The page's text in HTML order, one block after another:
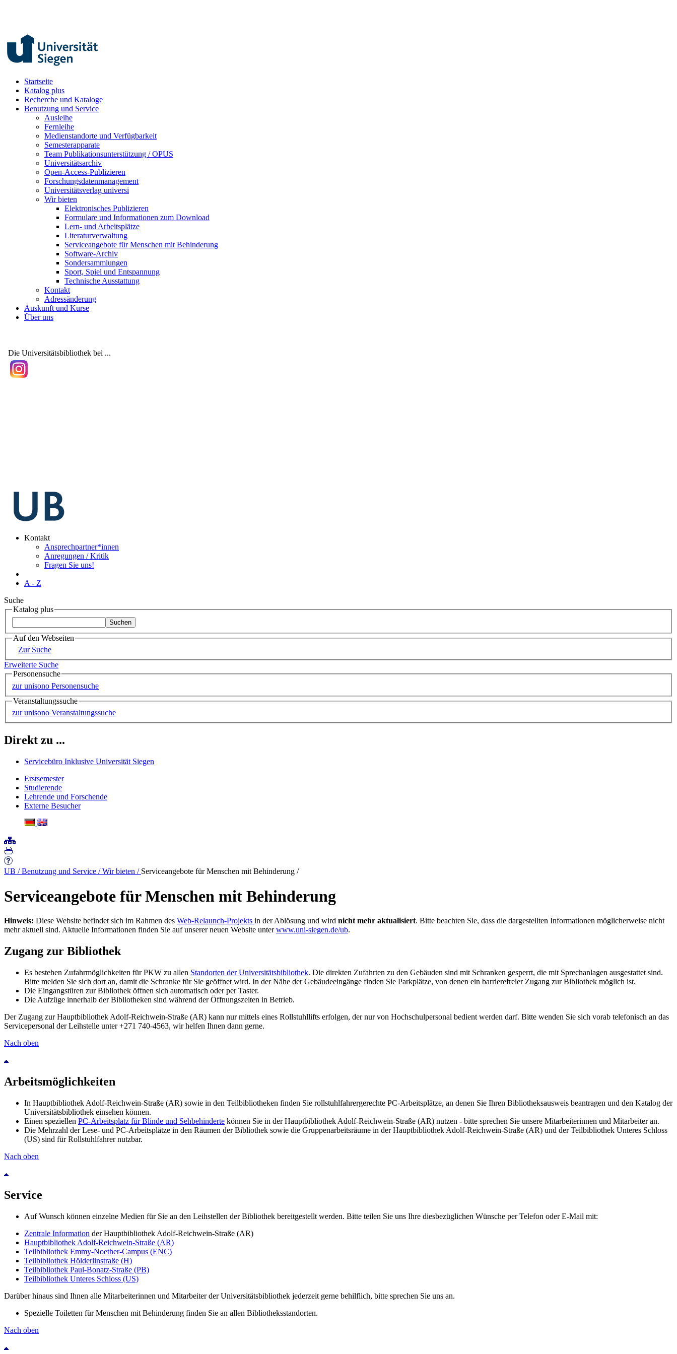
Startseite
Katalog plus
Recherche und Kataloge
Benutzung und Service
Ausleihe
Fernleihe
Medienstandorte und Verfügbarkeit
Semesterapparate
Team Publikationsunterstützung / OPUS
Universitätsarchiv
Open-Access-Publizieren
Forschungsdatenmanagement
Universitätsverlag universi
Wir bieten
Elektronisches Publizieren
Formulare und Informationen zum Download
Lern- und Arbeitsplätze
Literaturverwaltung
Serviceangebote für Menschen mit Behinderung
Software-Archiv
Sondersammlungen
Sport, Spiel und Entspannung
Technische Ausstattung
Kontakt
Adressänderung
Auskunft und Kurse
Über uns
Die Universitätsbibliothek bei ...
Kontakt
Ansprechpartner*innen
Anregungen / Kritik
Fragen Sie uns!
A - Z
Suche
Katalog plus
Auf den Webseiten
Zur Suche
Erweiterte Suche
Personensuche
zur unisono Personensuche
Veranstaltungssuche
zur unisono Veranstaltungssuche
Direkt zu ...
Servicebüro Inklusive Universität Siegen
Erstsemester
Studierende
Lehrende und Forschende
Externe Besucher
UB /Benutzung und Service /Wir bieten / Serviceangebote für Menschen mit Behinderung /
Serviceangebote für Menschen mit Behinderung
Hinweis: Diese Website befindet sich im Rahmen des Web-Relaunch-Projekts in der Ablösung und wird nicht mehr aktualisiert. Bitte beachten Sie, dass die dargestellten Informationen möglicherweise nicht
mehr aktuell sind. Aktuelle Informationen finden Sie auf unserer neuen Website unterwww.uni-siegen.de/ub.
Zugang zur Bibliothek
Es bestehen Zufahrmöglichkeiten für PKW zu allen Standorten der Universitätsbibliothek. Die direkten Zufahrten zu den Gebäuden sind mit Schranken gesperrt, die mit Sprechanlagen ausgestattet sind.
Bitte melden Sie sich dort an, damit die Schranke für Sie geöffnet wird. In der Nähe der Gebäudeeingänge finden Sie Parkplätze, von denen ein barrierefreier Zugang zur Bibliothek möglich ist.
Die Eingangstüren zur Bibliothek öffnen sich automatisch oder per Taster.
Die Aufzüge innerhalb der Bibliotheken sind während der Öffnungszeiten in Betrieb.
Der Zugang zur Hauptbibliothek Adolf-Reichwein-Straße (AR) kann nur mittels eines Rollstuhllifts erfolgen, der nur von Hochschulpersonal bedient werden darf. Bitte wenden Sie sich vorab telefonisch an das
Servicepersonal der Leihstelle unter +271 740-4563, wir helfen Ihnen dann gerne.
Nach oben
Arbeitsmöglichkeiten
In Hauptbibliothek Adolf-Reichwein-Straße (AR) sowie in den Teilbibliotheken finden Sie rollstuhlfahrergerechte PC-Arbeitsplätze, an denen Sie Ihren Bibliotheksausweis beantragen und den Katalog der
Universitätsbibliothek einsehen können.
Einen speziellen PC-Arbeitsplatz für Blinde und Sehbehinderte können Sie in der Hauptbibliothek Adolf-Reichwein-Straße (AR) nutzen - bitte sprechen Sie unsere Mitarbeiterinnen und Mitarbeiter an.
Die Mehrzahl der Lese- und PC-Arbeitsplätze in den Räumen der Bibliothek sowie die Gruppenarbeitsräume in der Hauptbibliothek Adolf-Reichwein-Straße (AR) und der Teilbibliothek Unteres Schloss
(US) sind für Rollstuhlfahrer nutzbar.
Nach oben
Service
Auf Wunsch können einzelne Medien für Sie an den Leihstellen der Bibliothek bereitgestellt werden. Bitte teilen Sie uns Ihre diesbezüglichen Wünsche per Telefon oder E-Mail mit:
Zentrale Information der Hauptbibliothek Adolf-Reichwein-Straße (AR)
Hauptbibliothek Adolf-Reichwein-Straße (AR)
Teilbibliothek Emmy-Noether-Campus (ENC)
Teilbibliothek Hölderlinstraße (H)
Teilbibliothek Paul-Bonatz-Straße (PB)
Teilbibliothek Unteres Schloss (US)
Darüber hinaus sind Ihnen alle Mitarbeiterinnen und Mitarbeiter der Universitätsbibliothek jederzeit gerne behilflich, bitte sprechen Sie uns an.
Spezielle Toiletten für Menschen mit Behinderung finden Sie an allen Bibliotheksstandorten.
Nach oben